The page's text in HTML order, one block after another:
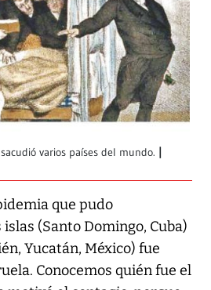
varios países del mundo.
que pudo
(Santo Domingo, Cuba)
Yucatán, México) fue
Conocemos quién fue el